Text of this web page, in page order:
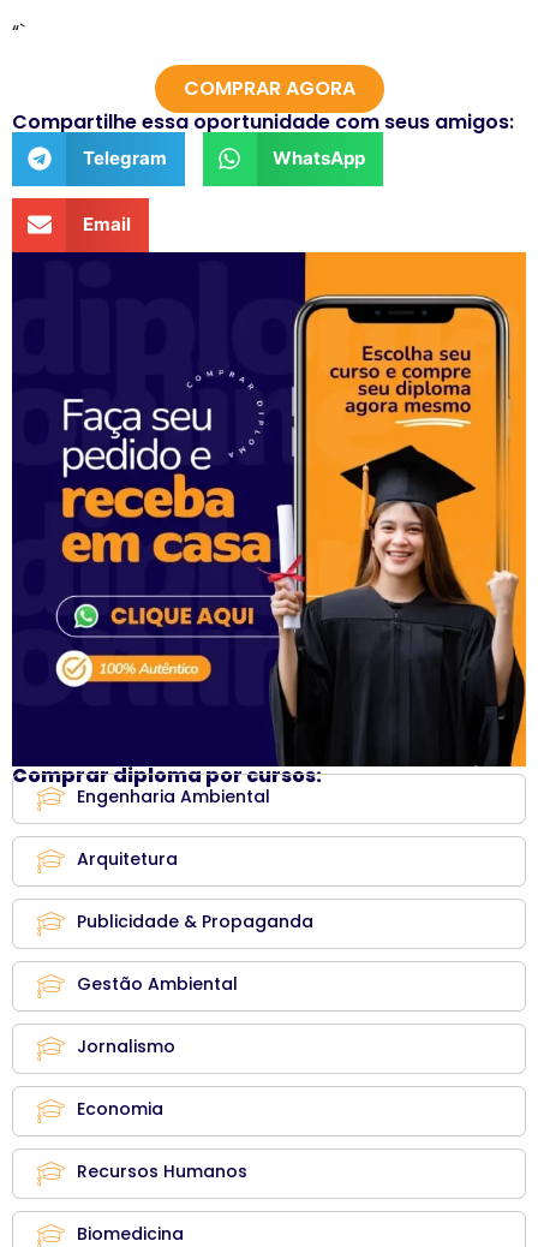
“`
COMPRAR AGORA
Compartilhe essa oportunidade com seus amigos:
Telegram WhatsApp
Email
Comprar diploma por cursos:
Engenharia Ambiental
Arquitetura
Publicidade & Propaganda
Gestão Ambiental
Jornalismo
Economia
Recursos Humanos
Biomedicina